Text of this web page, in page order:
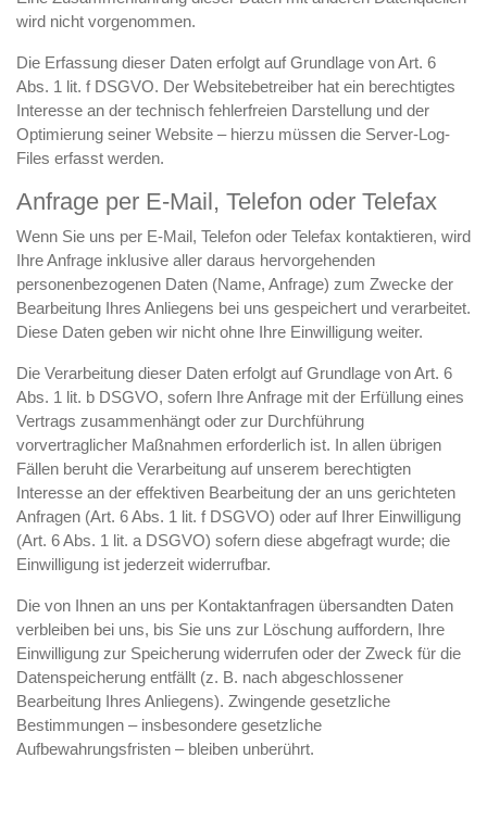
wird nicht vorgenommen.
Die Erfassung dieser Daten erfolgt auf Grundlage von Art. 6
Abs. 1 lit. f DSGVO. Der Websitebetreiber hat ein berechtigtes
Interesse an der technisch fehlerfreien Darstellung und der
Optimierung seiner Website – hierzu müssen die Server-Log-
Files erfasst werden.
Anfrage per E-Mail, Telefon oder Telefax
Wenn Sie uns per E-Mail, Telefon oder Telefax kontaktieren, wird
Ihre Anfrage inklusive aller daraus hervorgehenden
personenbezogenen Daten (Name, Anfrage) zum Zwecke der
Bearbeitung Ihres Anliegens bei uns gespeichert und verarbeitet.
Diese Daten geben wir nicht ohne Ihre Einwilligung weiter.
Die Verarbeitung dieser Daten erfolgt auf Grundlage von Art. 6
Abs. 1 lit. b DSGVO, sofern Ihre Anfrage mit der Erfüllung eines
Vertrags zusammenhängt oder zur Durchführung
vorvertraglicher Maßnahmen erforderlich ist. In allen übrigen
Fällen beruht die Verarbeitung auf unserem berechtigten
Interesse an der effektiven Bearbeitung der an uns gerichteten
Anfragen (Art. 6 Abs. 1 lit. f DSGVO) oder auf Ihrer Einwilligung
(Art. 6 Abs. 1 lit. a DSGVO) sofern diese abgefragt wurde; die
Einwilligung ist jederzeit widerrufbar.
Die von Ihnen an uns per Kontaktanfragen übersandten Daten
verbleiben bei uns, bis Sie uns zur Löschung auffordern, Ihre
Einwilligung zur Speicherung widerrufen oder der Zweck für die
Datenspeicherung entfällt (z. B. nach abgeschlossener
Bearbeitung Ihres Anliegens). Zwingende gesetzliche
Bestimmungen – insbesondere gesetzliche
Aufbewahrungsfristen – bleiben unberührt.